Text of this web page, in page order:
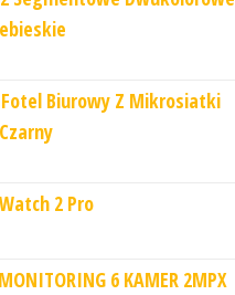
Biurowy Z Mikrosiatki
2 Pro
6 KAMER 2MPX